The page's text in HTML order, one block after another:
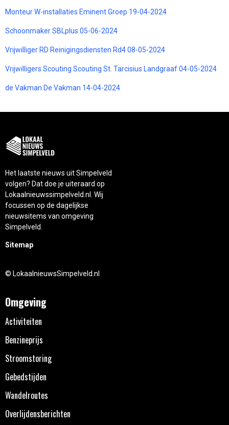
Monteur W-installaties Eminent Groep 19-04-2024
Schoonmaker SBLplus 05-06-2024
Vrijwilliger RD Reinigingsdiensten Rd4 08-05-2024
Vrijwilligers Scouting Scouting St. Tarcisius Landgraaf 04-05-2024
de Vakman De Vakman 14-04-2024
Het laatste nieuws uit Simpelveld
volgen? Dat doe je uiteraard op
Lokaalnieuwssimpelveld.nl. Wij
focussen op de dagelijkse
nieuwsitems van omgeving
Simpelveld.
Sitemap
© LokaalnieuwsSimpelveld.nl
Omgeving
Activiteiten
Benzineprijs
Stroomstoring
Gebedstijden
Wandelroutes
Overlijdensberichten